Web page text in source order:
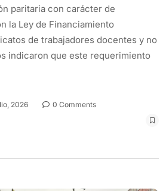
paritaria con carácter de
la Ley de Financiamiento
de trabajadores docentes y no
indicaron que este requerimiento
2026
0 Comments